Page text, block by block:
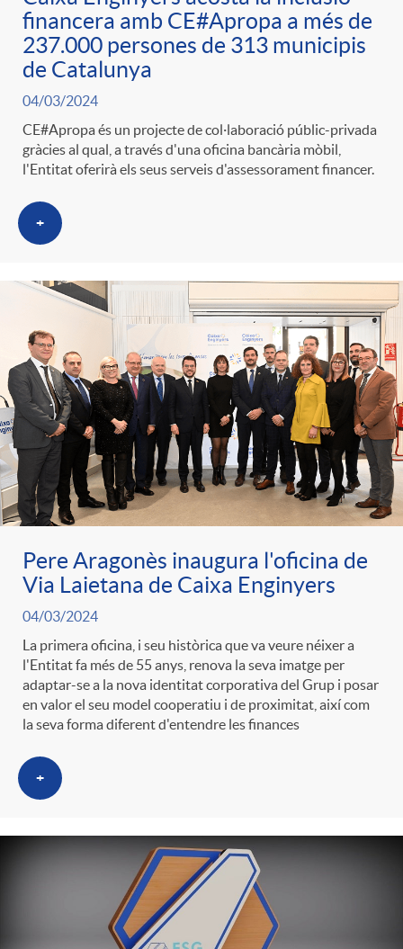
financera amb CE#Apropa a més de
237.000 persones de 313 municipis
de Catalunya
04/03/2024
CE#Apropa és un projecte de col·laboració públic-privada
gràcies al qual, a través d'una oficina bancària mòbil,
l'Entitat oferirà els seus serveis d'assessorament financer.
+
Pere Aragonès inaugura l'oficina de
Via Laietana de Caixa Enginyers
04/03/2024
La primera oficina, i seu històrica que va veure néixer a
l'Entitat fa més de 55 anys, renova la seva imatge per
adaptar-se a la nova identitat corporativa del Grup i posar
en valor el seu model cooperatiu i de proximitat, així com
la seva forma diferent d'entendre les finances
+